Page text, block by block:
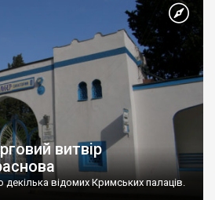
витвір
відомих Кримських палаців.